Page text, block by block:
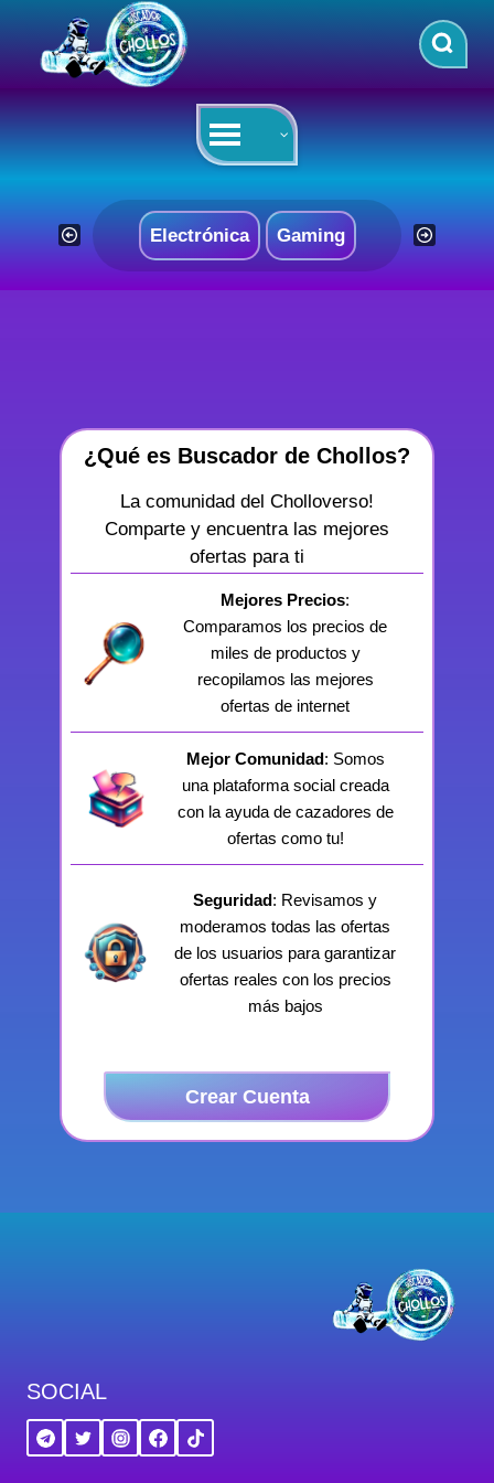
contenido
Electrónica Gaming
¿Qué es Buscador de Chollos?
La comunidad del Cholloverso!
Comparte y encuentra las mejores
ofertas para ti
Mejores Precios:
Comparamos los precios de
miles de productos y
recopilamos las mejores
ofertas de internet
Mejor Comunidad: Somos
una plataforma social creada
con la ayuda de cazadores de
ofertas como tu!
Seguridad: Revisamos y
moderamos todas las ofertas
de los usuarios para garantizar
ofertas reales con los precios
más bajos
Crear Cuenta
SOCIAL